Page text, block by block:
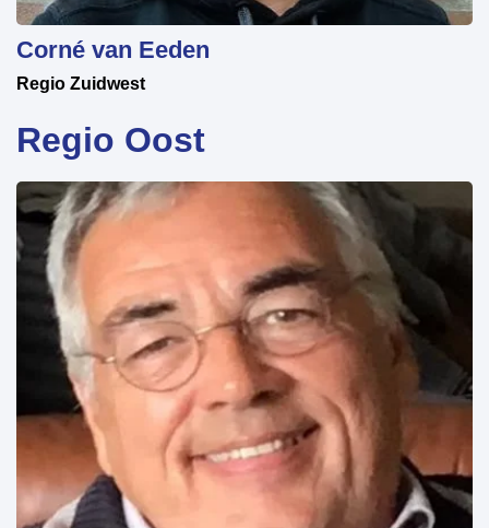
Corné van Eeden
Regio Zuidwest
Regio Oost